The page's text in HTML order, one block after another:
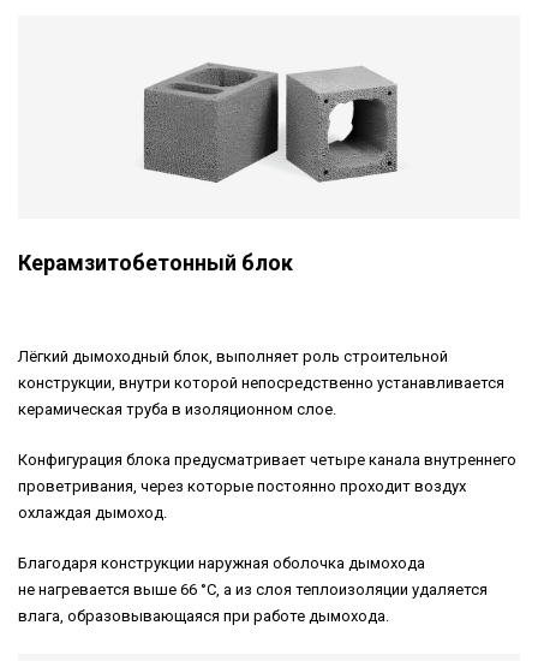
Керамзитобетонный блок
Лёгкий дымоходный блок, выполняет роль строительной
конструкции, внутри которой непосредственно устанавливается
керамическая труба в изоляционном слое.
Конфигурация блока предусматривает четыре канала внутреннего
проветривания, через которые постоянно проходит воздух
охлаждая дымоход.
Благодаря конструкции наружная оболочка дымохода
не нагревается выше 66 °С, а из слоя теплоизоляции удаляется
влага, образовывающаяся при работе дымохода.